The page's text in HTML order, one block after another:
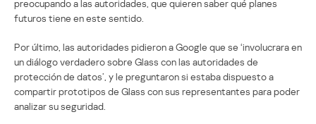
preocupando a las autoridades, que quieren saber qué planes
futuros tiene en este sentido.
Por último, las autoridades pidieron a Google que se ‘involucrara en
un diálogo verdadero sobre Glass con las autoridades de
protección de datos’, y le preguntaron si estaba dispuesto a
compartir prototipos de Glass con sus representantes para poder
analizar su seguridad.